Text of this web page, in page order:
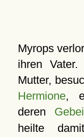
Myrops
ihren
Mutter,
Hermione,
deren
heilte